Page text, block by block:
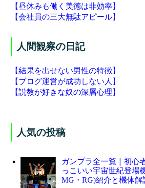
【昼休みも働く美徳は非効率】
【会社員の三大無駄アピール】
人間観察の日記
【結果を出せない男性の特徴】
【ブログ運営が成功しない人】
【説教が好きな奴の深層心理】
人気の投稿
ガンプラ全一覧｜初心
っこいい宇宙世紀登場
MG・RG)紹介と機体解